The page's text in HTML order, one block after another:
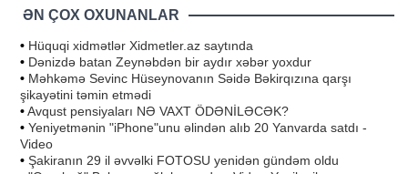
ƏN ÇOX OXUNANLAR
• Hüquqi xidmətlər Xidmetler.az saytında
• Dənizdə batan Zeynəbdən bir aydır xəbər yoxdur
• Məhkəmə Sevinc Hüseynovanın Səidə Bəkirqızına qarşı
şikayətini təmin etmədi
•Avqust pensiyaları NƏ VAXT ÖDƏNİLƏCƏK?
• Yeniyetmənin "iPhone"unu əlindən alıb 20 Yanvarda satdı -
Video
• Şakiranın 29 il əvvəlki FOTOSU yenidən gündəm oldu